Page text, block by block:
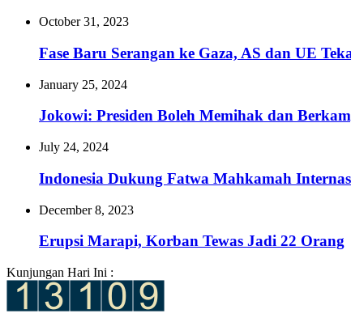
October 31, 2023
Fase Baru Serangan ke Gaza, AS dan UE
January 25, 2024
Jokowi: Presiden Boleh Memihak dan
July 24, 2024
Indonesia Dukung Fatwa Mahkamah
December 8, 2023
Erupsi Marapi, Korban Tewas Jadi 22 Orang
Kunjungan Hari Ini :